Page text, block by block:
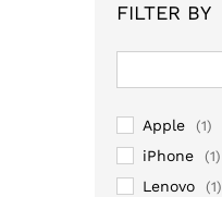
FILTER BY
Apple (1)
iPhone (1)
Lenovo (1)